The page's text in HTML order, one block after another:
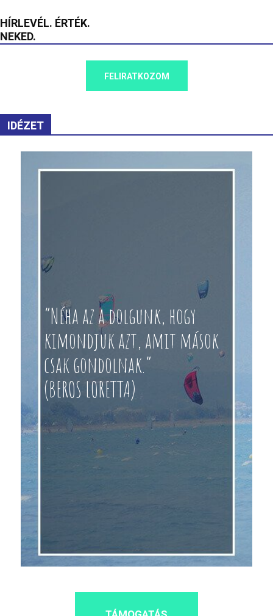
HÍRLEVÉL. ÉRTÉK.
NEKED.
FELIRATKOZOM
IDÉZET
“Néha az a dolgunk, hogy
kimondjuk azt, amit mások
csak gondolnak.”
(BEROS LORETTA)